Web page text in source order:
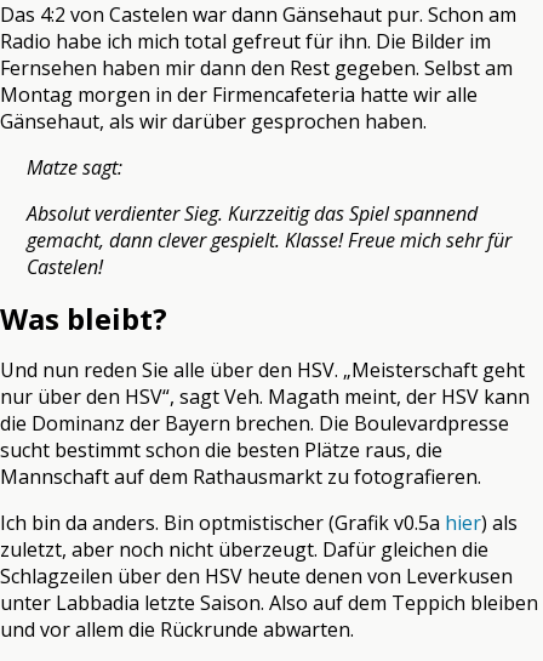
Das 4:2 von Castelen war dann Gänsehaut pur. Schon am
Radio habe ich mich total gefreut für ihn. Die Bilder im
Fernsehen haben mir dann den Rest gegeben. Selbst am
Montag morgen in der Firmencafeteria hatte wir alle
Gänsehaut, als wir darüber gesprochen haben.
Matze sagt:
Absolut verdienter Sieg. Kurzzeitig das Spiel spannend
gemacht, dann clever gespielt. Klasse! Freue mich sehr für
Castelen!
Was bleibt?
Und nun reden Sie alle über den HSV. „Meisterschaft geht
nur über den HSV“, sagt Veh. Magath meint, der HSV kann
die Dominanz der Bayern brechen. Die Boulevardpresse
sucht bestimmt schon die besten Plätze raus, die
Mannschaft auf dem Rathausmarkt zu fotografieren.
Ich bin da anders. Bin optmistischer (Grafik v0.5a hier) als
zuletzt, aber noch nicht überzeugt. Dafür gleichen die
Schlagzeilen über den HSV heute denen von Leverkusen
unter Labbadia letzte Saison. Also auf dem Teppich bleiben
und vor allem die Rückrunde abwarten.